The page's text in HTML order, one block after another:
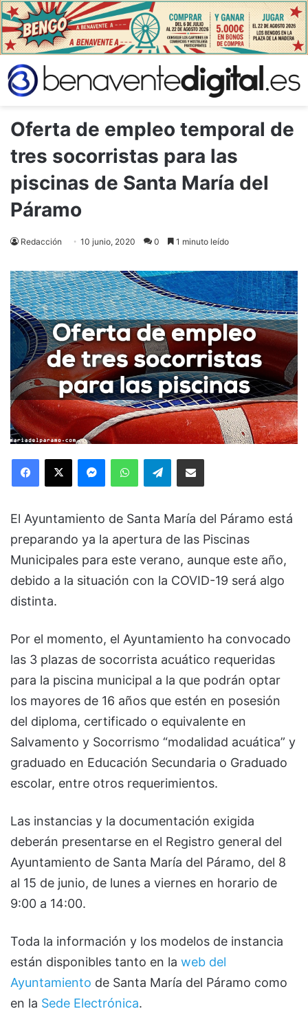
Oferta de empleo temporal de
tres socorristas para las
piscinas de Santa María del
Páramo
Redacción 10 junio, 2020 0 1 minuto leído
Facebook
X MessengerWhatsAppTelegramCompartir via Email
El Ayuntamiento de Santa María del Páramo está
preparando ya la apertura de las Piscinas
Municipales para este verano, aunque este año,
debido a la situación con la COVID-19 será algo
distinta.
Por el momento, el Ayuntamiento ha convocado
las 3 plazas de socorrista acuático requeridas
para la piscina municipal a la que podrán optar
los mayores de 16 años que estén en posesión
del diploma, certificado o equivalente en
Salvamento y Socorrismo “modalidad acuática” y
graduado en Educación Secundaria o Graduado
escolar, entre otros requerimientos.
Las instancias y la documentación exigida
deberán presentarse en el Registro general del
Ayuntamiento de Santa María del Páramo, del 8
al 15 de junio, de lunes a viernes en horario de
9:00 a 14:00.
Toda la información y los modelos de instancia
están disponibles tanto en la web del
Ayuntamiento de Santa María del Páramo como
en la Sede Electrónica.